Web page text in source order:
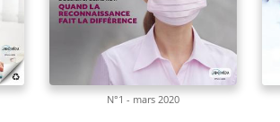
N°1 - mars 2020